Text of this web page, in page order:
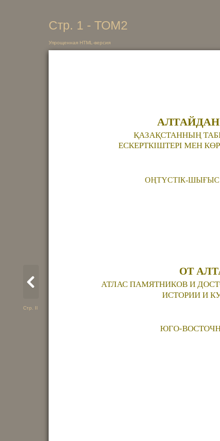
Стр. 1 - ТОМ2
Упрощенная HTML-версия
ҚАЗАҚСТАННЫҢ
ЕСКЕРТКІШТЕРІ МЕН
ОҢТҮСТІК-
ОТ
АТЛАС ПАМЯТНИКОВ И
ИСТОРИИ И
ЮГО-
Стр. II